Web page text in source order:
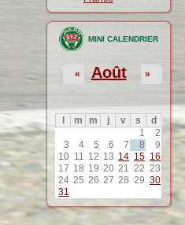
MINI CALENDRIER
Août
« »
m m j v s
d
1
2
3
4 5 6 7 8
9
10 11 12 13 14 15 16
17 18 19 20 21 22 23
24 25 26 27 28 29 30
31